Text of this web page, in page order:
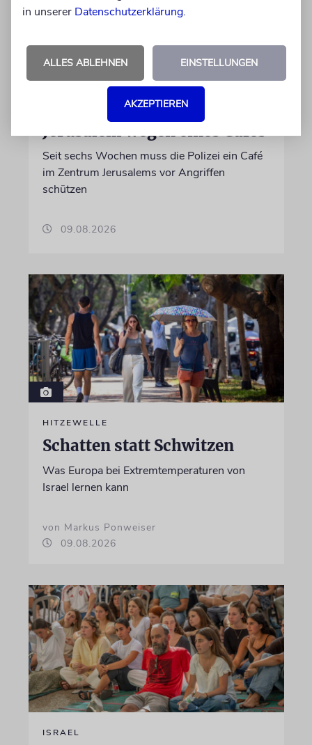
JERUSALEM
Zusammenstöße zwischen
Charedim und Säkularen in
Jerusalem wegen eines Cafés
Seit sechs Wochen muss die Polizei ein Café
im Zentrum Jerusalems vor Angriffen
schützen
09.08.2026
HITZEWELLE
Schatten statt Schwitzen
Was Europa bei Extremtemperaturen von
Israel lernen kann
von Markus Ponweiser
09.08.2026
ISRAEL
in unserer Datenschutzerklärung.
ALLES ABLEHNEN EINSTELLUNGEN
AKZEPTIEREN